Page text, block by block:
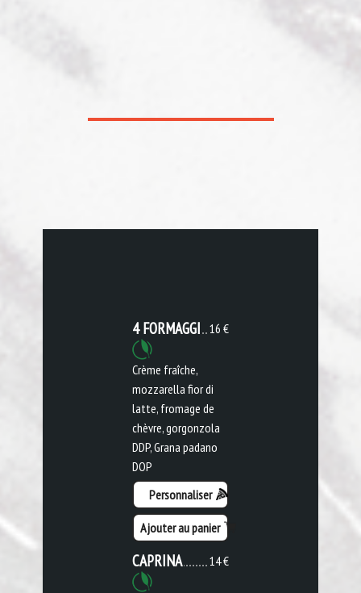
16 €
4 FORMAGGI
Crème fraîche,
mozzarella fior di
latte, fromage de
chèvre, gorgonzola
DDP, Grana padano
DOP
Personnaliser
Ajouter au panier
14 €
CAPRINA